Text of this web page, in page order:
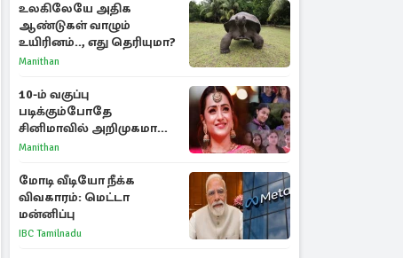
உலகிலேயே அதிக
ஆண்டுகள் வாழும்
உயிரினம்.., எது தெரியுமா?
Manithan
10-ம் வகுப்பு
படிக்கும்போதே
சினிமாவில் அறிமுகமான
த்ரிஷா! உண்மையை
காந்தி
Manithan
மோடி வீடியோ நீக்க
விவகாரம்: மெட்டா
மன்னிப்பு
IBC Tamilnadu